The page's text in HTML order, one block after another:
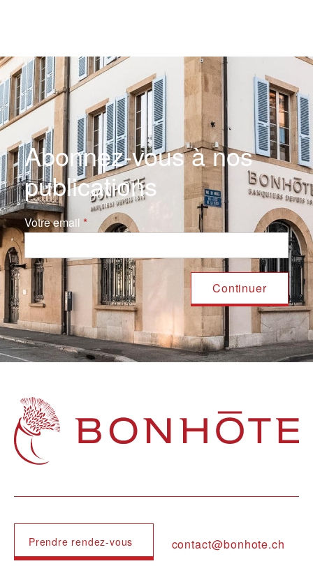
Abonnez-vous à nos
publications
Votre email
Navigation principale
Prendre rendez-vous
contact@bonhote.ch